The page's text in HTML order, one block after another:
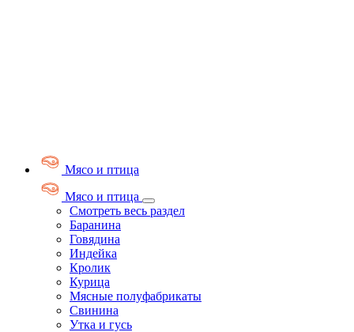
Мясо и птица
Мясо и птица
Смотреть весь раздел
Баранина
Говядина
Индейка
Кролик
Курица
Мясные полуфабрикаты
Свинина
Утка и гусь